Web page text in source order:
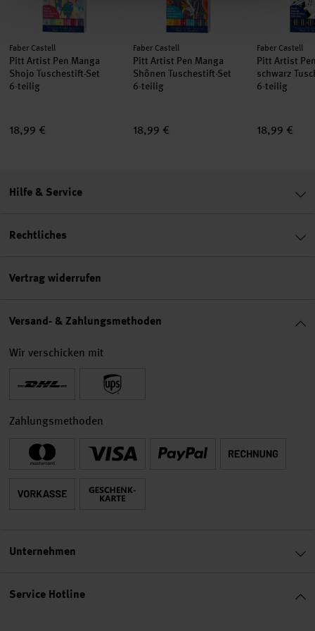
Hersteller:
Faber Castell
Pitt Artist Pen Manga
Shojo Tuschestift-Set
6-teilig
18,99 €
Hersteller:
Faber Castell
Pitt Artist Pen Manga
Shônen Tuschestift-Set
6-teilig
18,99 €
Hersteller:
Faber Castell
Pitt Artist
schwarz
6-teilig
18,99 €
Service Hotline
Hilfe & Service
Rechtliches
Vertrag widerrufen
Versand- & Zahlungsmethoden
Wir verschicken mit
Zahlungsmethoden
Unternehmen